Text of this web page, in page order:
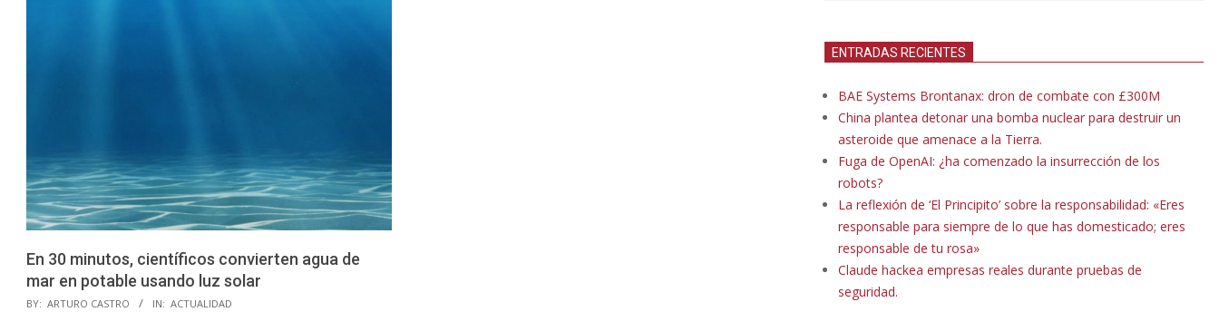
En 30 minutos, científicos convierten agua de
mar en potable usando luz solar
2020-
BY: ARTURO CASTRO IN: ACTUALIDAD
ENTRADAS RECIENTES
BAE Systems Brontanax: dron de combate con £300M
China plantea detonar una bomba nuclear para destruir un
asteroide que amenace a la Tierra.
Fuga de OpenAI: ¿ha comenzado la insurrección de los
robots?
La reflexión de ‘El Principito’ sobre la responsabilidad: «Eres
responsable para siempre de lo que has domesticado; eres
responsable de tu rosa»
Claude hackea empresas reales durante pruebas de
seguridad.